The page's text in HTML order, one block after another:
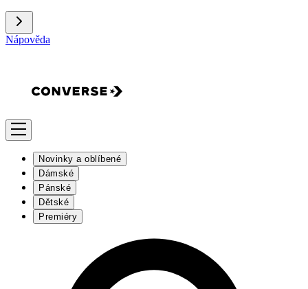
Nápověda
Novinky a oblíbené
Dámské
Pánské
Dětské
Premiéry